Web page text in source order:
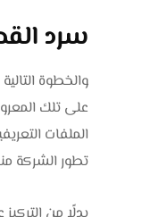
سرد
والخطوة
على تلك
الملفات
تطور الشركة